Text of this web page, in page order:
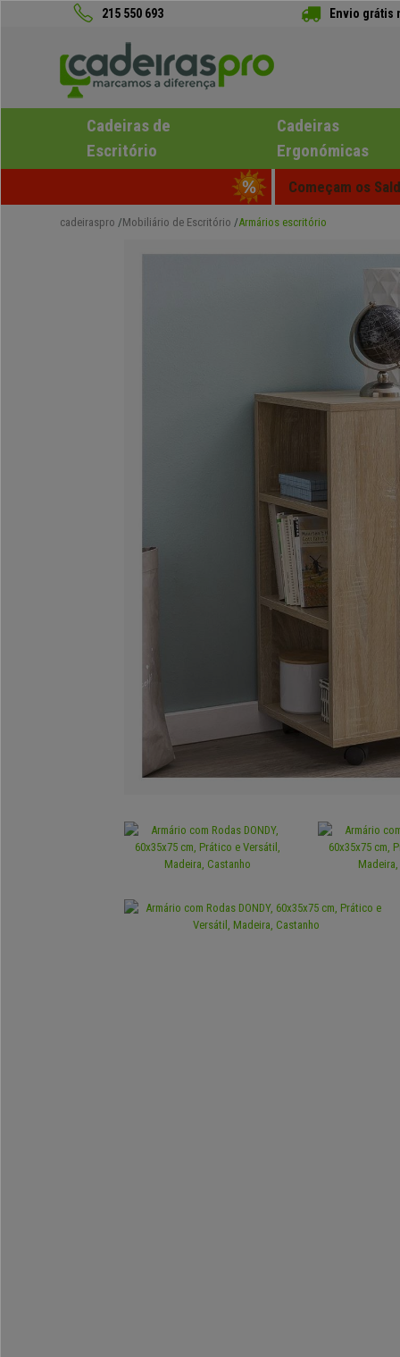
215 550 693 Envio grátis
Cadeiras de
Escritório
Cadeiras
Ergonómicas
Começam os
cadeiraspro Mobiliário de Escritório Armários escritório